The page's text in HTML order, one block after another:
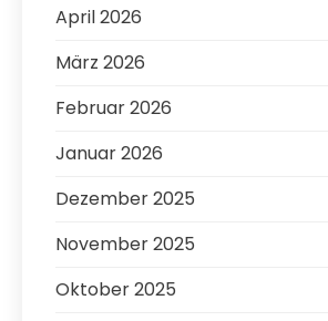
April 2026
März 2026
Februar 2026
Januar 2026
Dezember 2025
November 2025
Oktober 2025